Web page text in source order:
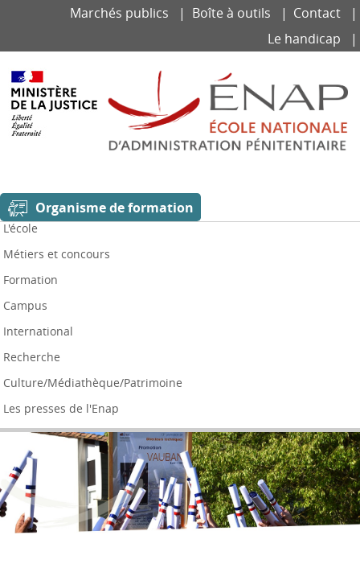
Marchés publics Boîte à outils
Contact
Le handicap
Organisme de formation
L'école
Métiers et concours
Formation
Campus
International
Recherche
Culture/Médiathèque/Patrimoine
Les presses de l'Enap
Panneau de gestion des cookies